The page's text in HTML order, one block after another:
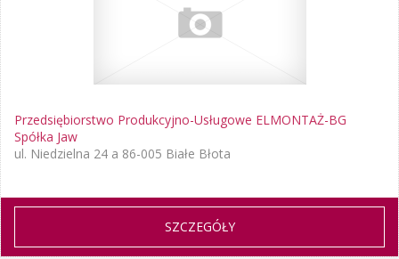
Przedsiębiorstwo Produkcyjno-Usługowe ELMONTAŻ-BG
Spółka Jaw
ul. Niedzielna 24 a 86-005 Białe Błota
SZCZEGÓŁY